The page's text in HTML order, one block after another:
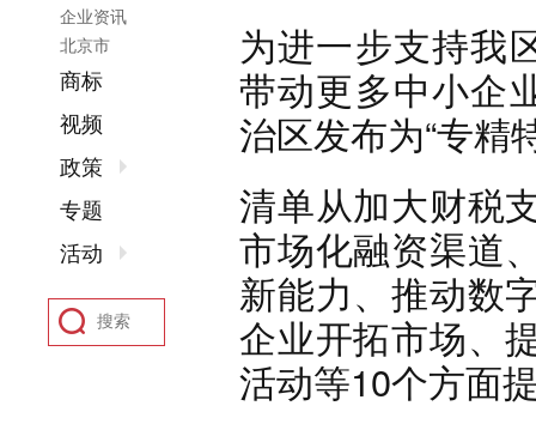
为进一步支持我
带动更多中小企
治区发布为“专精
清单从加大财税
市场化融资渠道
新能力、推动数
企业开拓市场、
活动等10个方面
企业资讯
北京市
商标
视频
政策
专题
活动